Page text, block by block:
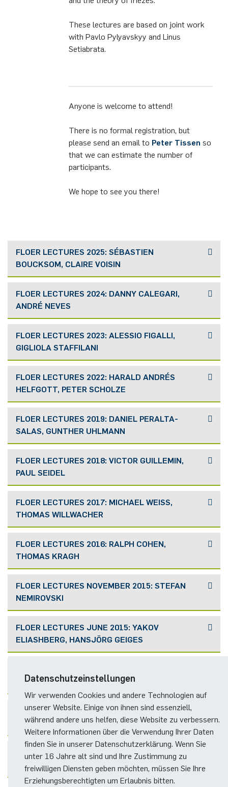
These lectures are based on joint work
with Pavlo Pylyavskyy and Linus
Setiabrata.
Anyone is welcome to attend!
There is no formal registration, but
please send an email to Peter Tissen so
that we can estimate the number of
participants.
We hope to see you there!
FLOER LECTURES 2025: SÉBASTIEN
BOUCKSOM, CLAIRE VOISIN
FLOER LECTURES 2024: DANNY CALEGARI,
ANDRÉ NEVES
FLOER LECTURES 2023: ALESSIO FIGALLI,
GIGLIOLA STAFFILANI
FLOER LECTURES 2022: HARALD ANDRÉS
HELFGOTT, PETER SCHOLZE
FLOER LECTURES 2019: DANIEL PERALTA-
SALAS, GUNTHER UHLMANN
FLOER LECTURES 2018: VICTOR GUILLEMIN,
PAUL SEIDEL
FLOER LECTURES 2017: MICHAEL WEISS,
THOMAS WILLWACHER
FLOER LECTURES 2016: RALPH COHEN,
THOMAS KRAGH
FLOER LECTURES NOVEMBER 2015: STEFAN
NEMIROVSKI
FLOER LECTURES JUNE 2015: YAKOV
ELIASHBERG, HANSJÖRG GEIGES
FROL ZAPOLSKY
FLOER LECTURES 2013: KAI CIELIBAK,
ALEXANDER F. RITTER
FLOER MEMORIAL LECTURES 2011: HELMUT
HOFER, ANDREW RANICKI, STEFAN NEMIROVSKI
Datenschutzeinstellungen
Wir verwenden Cookies und andere Technologien auf
unserer Website. Einige von ihnen sind essenziell,
während andere uns helfen, diese Website zu verbessern.
Weitere Informationen über die Verwendung Ihrer Daten
finden Sie in unserer Datenschutzerklärung. Wenn Sie
unter 16 Jahre alt sind und Ihre Zustimmung zu
freiwilligen Diensten geben möchten, müssen Sie Ihre
Erziehungsberechtigten um Erlaubnis bitten.